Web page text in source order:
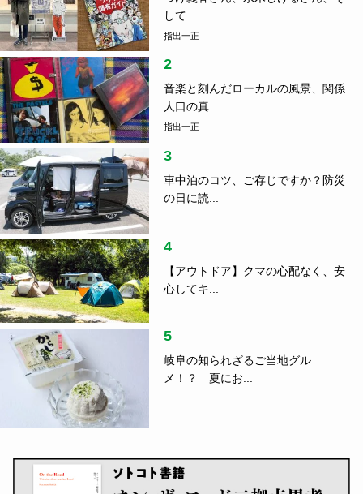
して……...
指出一正
2
音楽と刻んだローカルの風景、関係
人口の真...
指出一正
3
車中泊のコツ、ご存じですか？防災
の日に読...
4
【アウトドア】クマの心配なく、安
心してキ...
5
岐阜の知られざるご当地グル
メ！？ 夏にお...